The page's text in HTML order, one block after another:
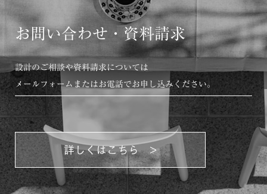
お問い合わせ・資料請求
設計のご相談や資料請求については
メールフォームまたはお電話でお申し込みください。
詳しくはこちら >